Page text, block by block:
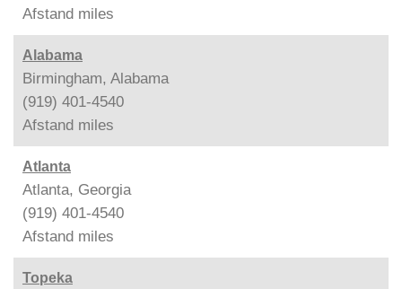
Afstand miles
Alabama
Birmingham, Alabama
(919) 401-4540
Afstand miles
Atlanta
Atlanta, Georgia
(919) 401-4540
Afstand miles
Topeka